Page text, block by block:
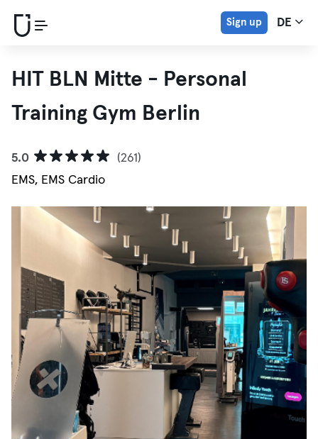
Sign up DE
HIT BLN Mitte - Personal
Training Gym Berlin
5.0
(261)
EMS, EMS Cardio